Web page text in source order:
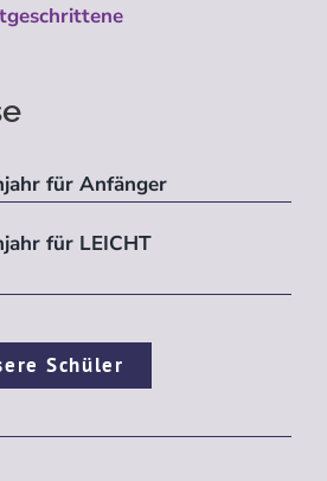
für Anfänger
für LEICHT
Schüler